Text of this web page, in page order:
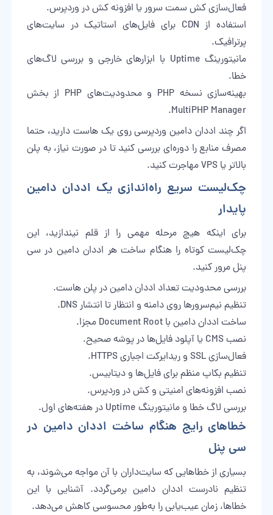
فعال‌سازی کش سمت سرور یا افزونه کش در وردپرس.
استفاده از CDN برای فایل‌های استاتیک در سایت‌های
پرترافیک.
مانیتورینگ Uptime با ابزارهای خارجی و بررسی لاگ‌های
خطا.
بهینه‌سازی نسخه PHP و محدودیت‌های PHP از بخش
MultiPHP Manager.
اگر چند اددان دامین وردپرسی روی یک هاست دارید، حتما
مصرف منابع را دوره‌ای بررسی کنید تا در صورت نیاز، به پلن
بالاتر یا VPS مهاجرت کنید.
چک‌لیست سریع راه‌اندازی یک اددان دامین
پایدار
برای اینکه هیچ مرحله مهمی را از قلم نیندازید، این
چک‌لیست کوتاه را هنگام ساخت هر اددان دامین در سی
پنل مرور کنید.
بررسی محدودیت تعداد اددان دامین در پلن هاست.
تنظیم نیم‌سرورها روی دامنه و انتظار تا انتشار DNS.
ساخت اددان دامین با Document Root مجزا.
نصب CMS یا آپلود فایل‌ها در پوشه صحیح.
فعال‌سازی SSL و ریدایرکت اجباری HTTPS.
تنظیم بکاپ منظم برای فایل‌ها و دیتابیس.
نصب افزونه‌های امنیتی و کش در وردپرس.
بررسی لاگ خطا و مانیتورینگ Uptime در هفته‌های اول.
خطاهای رایج هنگام ساخت اددان دامین در
سی پنل
بسیاری از خطاهایی که سایت‌داران با آن مواجه می‌شوند، به
تنظیم نادرست اددان دامین برمی‌گردد. آشنایی با این
خطاها، زمان عیب‌یابی را به‌طور محسوسی کاهش می‌دهد.